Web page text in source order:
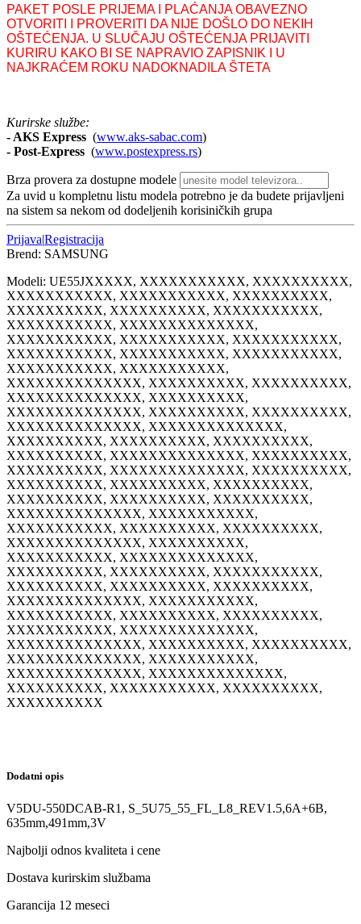
PAKET POSLE PRIJEMA I PLAĆANJA OBAVEZNO
OTVORITI I PROVERITI DA NIJE DOŠLO DO NEKIH
OŠTEĆENJA. U SLUČAJU OŠTEĆENJA PRIJAVITI
KURIRU KAKO BI SE NAPRAVIO ZAPISNIK I U
NAJKRAĆEM ROKU NADOKNADILA ŠTETA
Kurirske službe:
- AKS Express (www.aks-sabac.com)
- Post-Express (www.postexpress.rs)
Brza provera za dostupne modele
Za uvid u kompletnu listu modela potrebno je da budete prijavljeni
na sistem sa nekom od dodeljenih korisiničkih grupa
Prijava|Registracija
Brend: SAMSUNG
Modeli: UE55JXXXXX, XXXXXXXXXXX, XXXXXXXXXX,
XXXXXXXXXXX, XXXXXXXXXXX, XXXXXXXXXX,
XXXXXXXXXX, XXXXXXXXXX, XXXXXXXXXXX,
XXXXXXXXXXX, XXXXXXXXXXXXXX,
XXXXXXXXXXX, XXXXXXXXXXX, XXXXXXXXXXX,
XXXXXXXXXXX, XXXXXXXXXXX, XXXXXXXXXXX,
XXXXXXXXXXX, XXXXXXXXXXX,
XXXXXXXXXXXXXX, XXXXXXXXXX, XXXXXXXXXX,
XXXXXXXXXXXXXX, XXXXXXXXXX,
XXXXXXXXXXXXXX, XXXXXXXXXX, XXXXXXXXXX,
XXXXXXXXXXXXXX, XXXXXXXXXXXXXX,
XXXXXXXXXX, XXXXXXXXXX, XXXXXXXXXX,
XXXXXXXXXX, XXXXXXXXXXXXXX, XXXXXXXXXX,
XXXXXXXXXX, XXXXXXXXXXXXXX, XXXXXXXXXX,
XXXXXXXXXX, XXXXXXXXXX, XXXXXXXXXX,
XXXXXXXXXX, XXXXXXXXXX, XXXXXXXXXX,
XXXXXXXXXXXXXX, XXXXXXXXXXX,
XXXXXXXXXXX, XXXXXXXXXX, XXXXXXXXXX,
XXXXXXXXXXXXXX, XXXXXXXXXX,
XXXXXXXXXXX, XXXXXXXXXXXXXX,
XXXXXXXXXX, XXXXXXXXXX, XXXXXXXXXXX,
XXXXXXXXXX, XXXXXXXXXX, XXXXXXXXXX,
XXXXXXXXXXXXXX, XXXXXXXXXXX,
XXXXXXXXXXX, XXXXXXXXXX, XXXXXXXXXX,
XXXXXXXXXXX, XXXXXXXXXXXXXX,
XXXXXXXXXXXXXX, XXXXXXXXXX, XXXXXXXXXX,
XXXXXXXXXXXXXX, XXXXXXXXXXX,
XXXXXXXXXXXXXX, XXXXXXXXXXXXXX,
XXXXXXXXXX, XXXXXXXXXXX, XXXXXXXXXX,
XXXXXXXXXX
Dodatni opis
V5DU-550DCAB-R1, S_5U75_55_FL_L8_REV1.5,6A+6B,
635mm,491mm,3V
Najbolji odnos kvaliteta i cene
Dostava kurirskim službama
Garancija 12 meseci